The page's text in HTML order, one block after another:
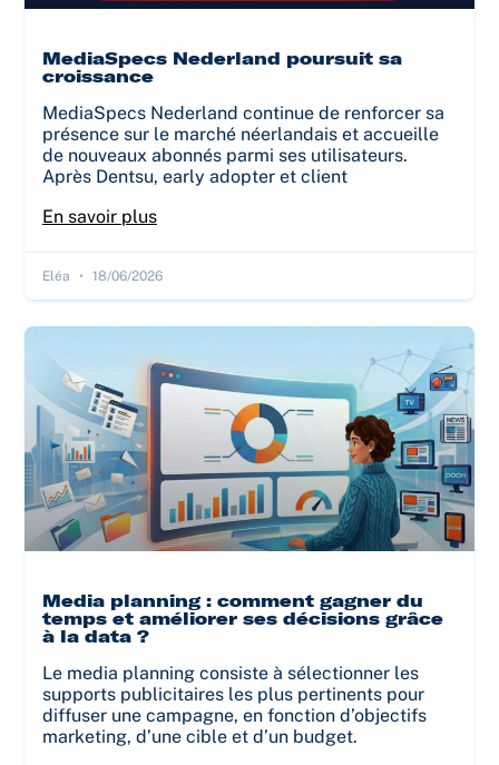
MediaSpecs Nederland poursuit sa
croissance
MediaSpecs Nederland continue de renforcer sa
présence sur le marché néerlandais et accueille
de nouveaux abonnés parmi ses utilisateurs.
Après Dentsu, early adopter et client
En savoir plus
Eléa 18/06/2026
Media planning : comment gagner du
temps et améliorer ses décisions grâce
à la data ?
Le media planning consiste à sélectionner les
supports publicitaires les plus pertinents pour
diffuser une campagne, en fonction d’objectifs
marketing, d’une cible et d’un budget.